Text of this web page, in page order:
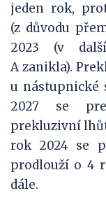
jeden rok,
(z důvodu
2023 (v
A zanikla).
u nástupnické
2027 se
prekluzivní
rok 2024 se
prodlouží o 4
dále.